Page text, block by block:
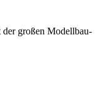
großen Modellbau-